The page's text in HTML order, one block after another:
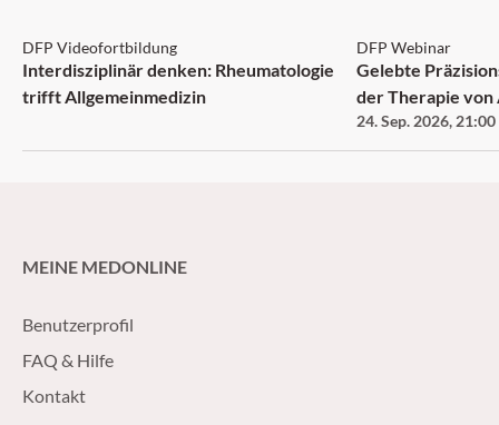
DFP Videofortbildung
Interdisziplinär denken: Rheumatologie
trifft Allgemeinmedizin
DFP Webinar
Gelebte
der Therapie von
24. Sep. 2026, 21:00
MEINE MEDONLINE
Benutzerprofil
FAQ & Hilfe
Kontakt